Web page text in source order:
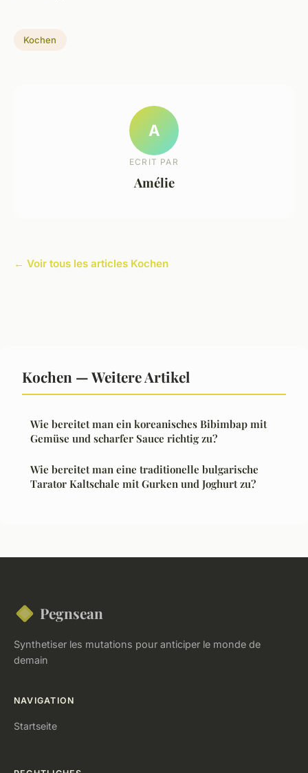
Kochen
A
ECRIT PAR
Amélie
← Voir tous les articles Kochen
Kochen — Weitere Artikel
Wie bereitet man ein koreanisches Bibimbap mit
Gemüse und scharfer Sauce richtig zu?
Wie bereitet man eine traditionelle bulgarische
Tarator Kaltschale mit Gurken und Joghurt zu?
Pegnsean
Synthetiser les mutations pour anticiper le monde de
demain
NAVIGATION
Startseite